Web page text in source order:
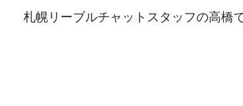
札幌リーブルチャットスタッフの高橋